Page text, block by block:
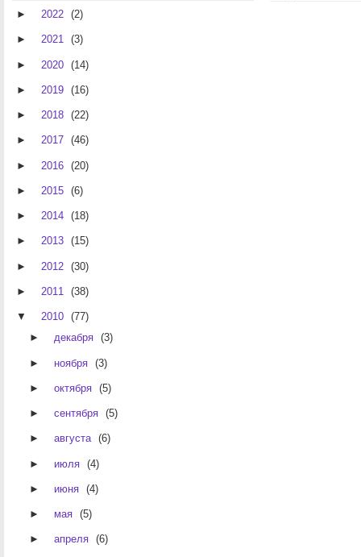
► 2022 (2)
► 2021 (3)
► 2020 (14)
► 2019 (16)
► 2018 (22)
► 2017 (46)
► 2016 (20)
► 2015 (6)
► 2014 (18)
► 2013 (15)
► 2012 (30)
► 2011 (38)
▼ 2010 (77)
►
декабря (3)
► ноября (3)
► октября (5)
► сентября (5)
► августа (6)
► июля (4)
► июня (4)
► мая (5)
► апреля (6)